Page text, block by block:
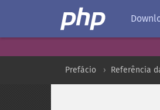
Prefácio Referência